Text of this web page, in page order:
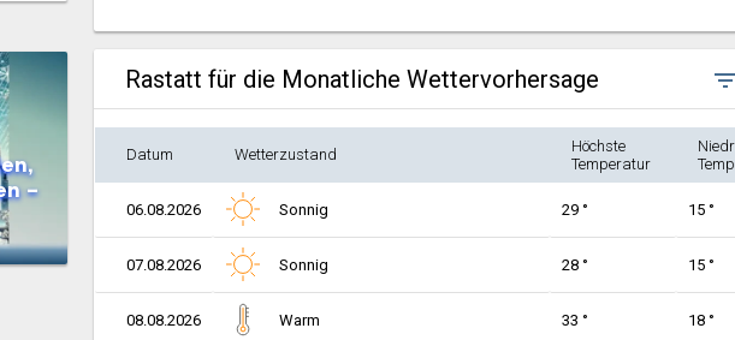
–
Rastatt für die Monatliche Wettervorhersage filter_list
Datum Wetterzustand
Höchste
Temperatur
06.08.2026 Sonnig 29 ° 15 °
07.08.2026 Sonnig 28 ° 15 °
08.08.2026 Warm 33 ° 18 °